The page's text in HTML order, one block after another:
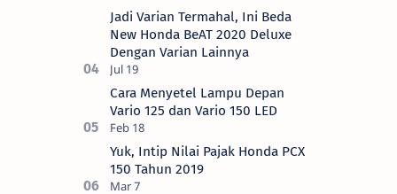
Jadi Varian Termahal, Ini Beda
New Honda BeAT 2020 Deluxe
Dengan Varian Lainnya
Cara Menyetel Lampu Depan
Vario 125 dan Vario 150 LED
Yuk, Intip Nilai Pajak Honda PCX
150 Tahun 2019